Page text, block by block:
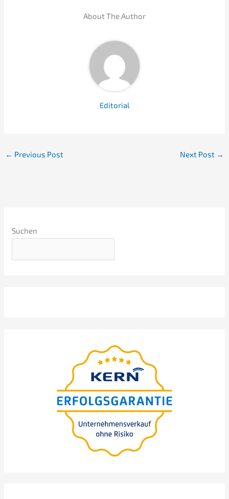
About The Author
Edito­ri­al
← Previous Post Next Post →
Suchen
Unter­neh­mens-kauf
&A) - Selbstän­dig­keit
oder Strate­gie für
Wachstum